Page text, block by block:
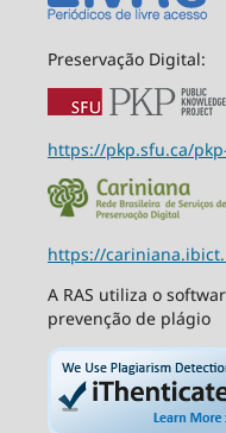
Preservação Digital:
https://pkp.sfu.ca/
https://
A RAS utiliza o
prevenção de plágio